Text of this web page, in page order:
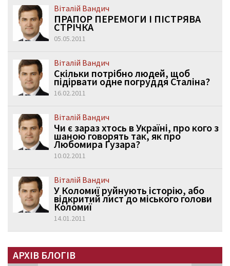
Віталій Вандич
ПРАПОР ПЕРЕМОГИ І ПІСТРЯВА
СТРІЧКА
05.05.2011
Віталій Вандич
Скільки потрібно людей, щоб
підірвати одне погруддя Сталіна?
16.02.2011
Віталій Вандич
Чи є зараз хтось в Україні, про кого з
шаною говорять так, як про
Любомира Гузара?
10.02.2011
Віталій Вандич
У Коломиї руйнують історію, або
відкритий лист до міського голови
Коломиї
14.01.2011
АРХІВ БЛОГІВ